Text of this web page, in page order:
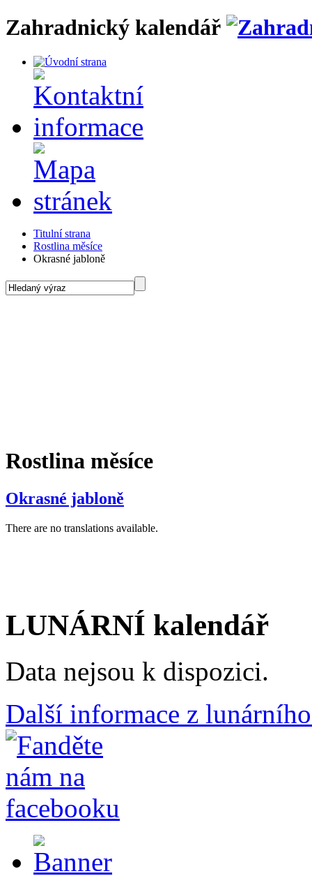
Zahradnický kalendář
Titulní strana
Rostlina měsíce
Okrasné jabloně
Rostlina měsíce
Okrasné jabloně
There are no translations available.
LUNÁRNÍ kalendář
Data nejsou k dispozici.
Další informace z